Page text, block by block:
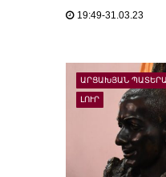
19:49-31.03.23
ԱՐՑԱԽՅԱՆ
ԼՈՒՐ